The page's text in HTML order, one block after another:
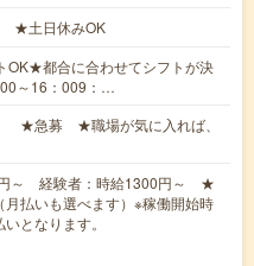
★土日休みOK
OK★都合に合わせてシフトが決
～16：009：…
★急募 ★職場が気に入れば、
円～ 経験者：時給1300円～ ★
月払いも選べます）※稼働開始時
となります。